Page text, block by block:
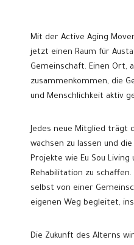
Mit der Active Aging
jetzt einen Raum für
Gemeinschaft. Einen Ort,
zusammenkommen, die
und Menschlichkeit aktiv
Jedes neue Mitglied trägt
wachsen zu lassen und
Projekte wie Eu Sou Living
Rehabilitation zu
selbst von einer
eigenen Weg begleitet,
Die Zukunft des Alterns